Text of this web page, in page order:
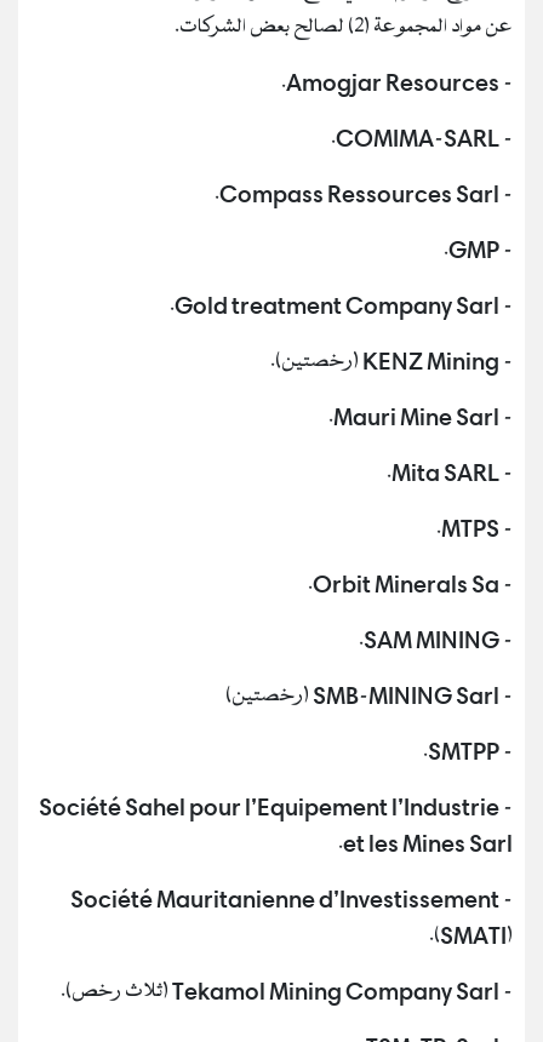
عن مواد المجموعة (2) لصالح بعض الشركات.
- Amogjar Resources.
- COMIMA-SARL.
- Compass Ressources Sarl.
- GMP.
- Gold treatment Company Sarl.
- KENZ Mining (رخصتين).
- Mauri Mine Sarl.
- Mita SARL.
- MTPS.
- Orbit Minerals Sa.
- SAM MINING.
- SMB-MINING Sarl (رخصتين)
- SMTPP.
- Société Sahel pour l’Equipement l’Industrie
et les Mines Sarl.
- Société Mauritanienne d’Investissement
(SMATI).
- Tekamol Mining Company Sarl (ثلاث رخص).